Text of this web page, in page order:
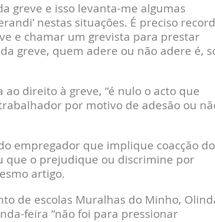
greve e isso levanta-me algumas
nestas situações. É preciso
e chamar um grevista para prestar
greve, quem adere ou não adere é,
direito à greve, “é nulo o acto que
por motivo de adesão ou
empregador que implique coacção do
que o prejudique ou discrimine por
artigo.
de escolas Muralhas do Minho,
feira “não foi para pressionar